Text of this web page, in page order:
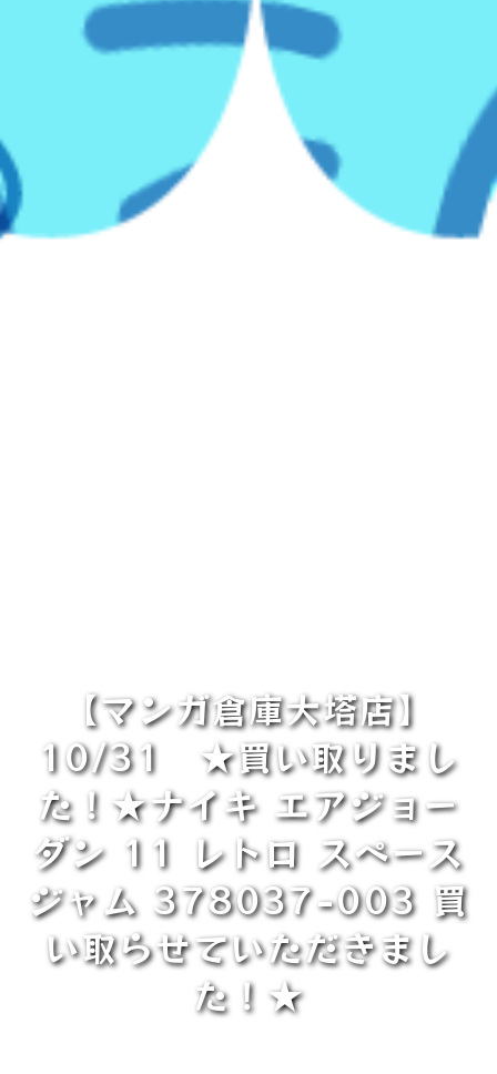
【マンガ倉庫大塔店】
10/31 ★買い取りまし
た！★ナイキ エアジョー
ダン 11 レトロ スペース
ジャム 378037-003 買
い取らせていただきまし
た！★